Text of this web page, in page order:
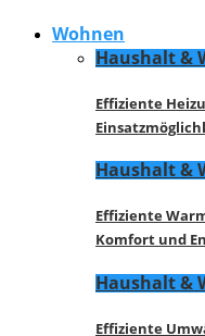
Wohnen
Haushalt &
Effiziente
Haushalt &
Effiziente
Komfort und
Haushalt &
Effiziente